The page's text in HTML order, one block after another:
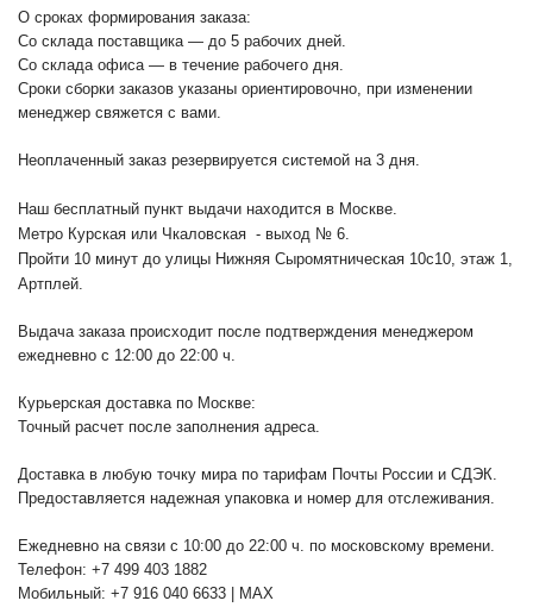
О сроках формирования заказа:
Со склада поставщика — до 5 рабочих дней.
Со склада офиса — в течение рабочего дня.
Сроки сборки заказов указаны ориентировочно, при изменении
менеджер свяжется с вами.
Неоплаченный заказ резервируется системой на 3 дня.
Наш бесплатный пункт выдачи находится в Москве.
Метро Курская или Чкаловская - выход № 6.
Пройти 10 минут до улицы Нижняя Сыромятническая 10с10, этаж 1,
Артплей.
Выдача заказа происходит после подтверждения менеджером
ежедневно с 12:00 до 22:00 ч.
Курьерская доставка по Москве:
Точный расчет после заполнения адреса.
Доставка в любую точку мира по тарифам Почты России и СДЭК.
Предоставляется надежная упаковка и номер для отслеживания.
Ежедневно на связи с 10:00 до 22:00 ч. по московскому времени.
Телефон: +7 499 403 1882
Мобильный: +7 916 040 6633 | MAX